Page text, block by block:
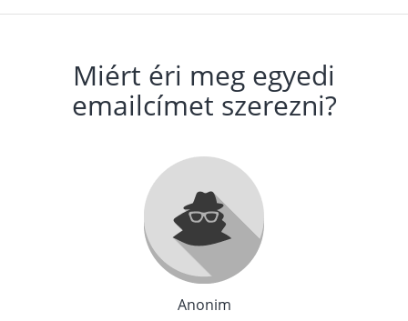
Miért éri meg egyedi
emailcímet szerezni?
Anonim